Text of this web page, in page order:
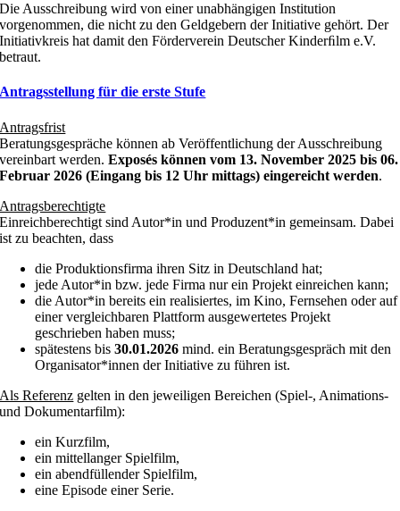
Die Ausschreibung wird von einer unabhängigen Institution
vorgenommen, die nicht zu den Geldgebern der Initiative gehört. Der
Initiativkreis hat damit den Förderverein Deutscher Kinderﬁlm e.V.
betraut.
Antragsstellung für die erste Stufe
Antragsfrist
Beratungsgespräche können ab Veröffentlichung der Ausschreibung
vereinbart werden.Exposés können vom 13. November 2025 bis 06.
Februar 2026 (Eingang bis 12 Uhr mittags) eingereicht werden.
Antragsberechtigte
Einreichberechtigt sind Autor*in und Produzent*in gemeinsam. Dabei
ist zu beachten, dass
die Produktionsfirma ihren Sitz in Deutschland hat;
jede Autor*in bzw. jede Firma nur ein Projekt einreichen kann;
die Autor*in bereits ein realisiertes, im Kino, Fernsehen oder auf
einer vergleichbaren Plattform ausgewertetes Projekt
geschrieben haben muss;
spätestens bis30.01.2026 mind. ein Beratungsgespräch mit den
Organisator*innen der Initiative zu führen ist.
Als Referenz gelten in den jeweiligen Bereichen (Spiel-, Animations-
und Dokumentarfilm):
ein Kurzfilm,
ein mittellanger Spielfilm,
ein abendfüllender Spielfilm,
eine Episode einer Serie.